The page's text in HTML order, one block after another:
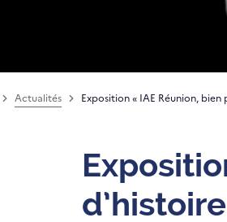
Actualités Exposition « IAE Réunion, bien